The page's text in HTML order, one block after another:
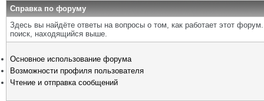
Справка по форуму
Здесь вы найдёте ответы на вопросы о том, как работает этот
поиск, находящийся выше.
Основное использование форума
Возможности профиля пользователя
Чтение и отправка сообщений